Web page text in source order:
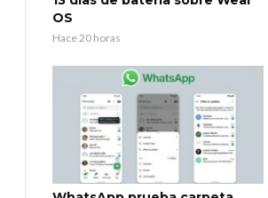
OS
Hace 20 horas